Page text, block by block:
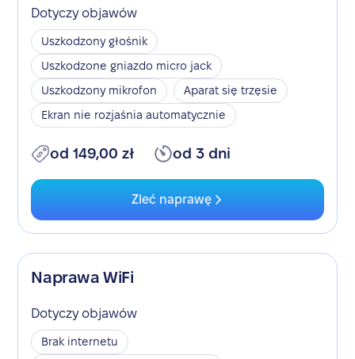
Dotyczy objawów
Uszkodzony głośnik
Uszkodzone gniazdo micro jack
Uszkodzony mikrofon
Aparat się trzęsie
Ekran nie rozjaśnia automatycznie
od 149,00 zł od 3 dni
Zleć naprawę
Naprawa WiFi
Dotyczy objawów
Brak internetu